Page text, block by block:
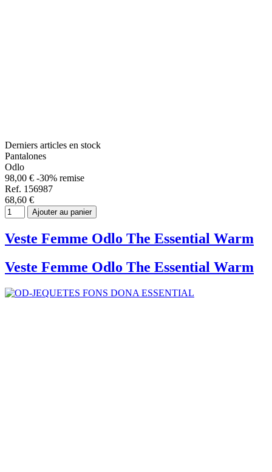
Derniers articles en stock
Pantalones
Odlo
98,00 € -30% remise
Ref. 156987
68,60 €
Ajouter au panier
Veste Femme Odlo The Essential Warm
Veste Femme Odlo The Essential Warm